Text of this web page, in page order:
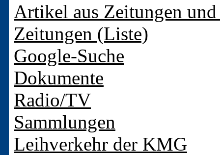
Artikel aus Zeitungen
Zeitungen (Liste)
Google-Suche
Dokumente
Radio/TV
Sammlungen
Leihverkehr der KMG